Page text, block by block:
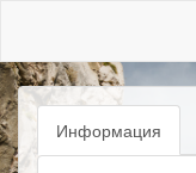
Информация